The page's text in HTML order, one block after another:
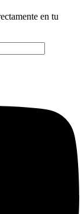
en tu